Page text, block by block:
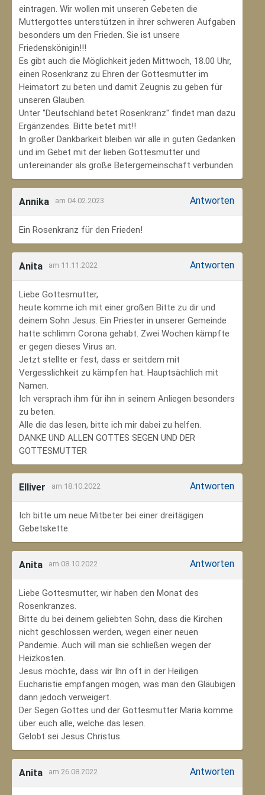
eintragen. Wir wollen mit unseren Gebeten die
Muttergottes unterstützen in ihrer schweren Aufgaben
besonders um den Frieden. Sie ist unsere
Friedenskönigin!!!
Es gibt auch die Möglichkeit jeden Mittwoch, 18.00 Uhr,
einen Rosenkranz zu Ehren der Gottesmutter im
Heimatort zu beten und damit Zeugnis zu geben für
unseren Glauben.
Unter "Deutschland betet Rosenkranz" findet man dazu
Ergänzendes. Bitte betet mit!!
In großer Dankbarkeit bleiben wir alle in guten Gedanken
und im Gebet mit der lieben Gottesmutter und
untereinander als große Betergemeinschaft verbunden.
Annika am 04.02.2023 Antworten
Ein Rosenkranz für den Frieden!
Anita am 11.11.2022 Antworten
Liebe Gottesmutter,
heute komme ich mit einer großen Bitte zu dir und
deinem Sohn Jesus. Ein Priester in unserer Gemeinde
hatte schlimm Corona gehabt. Zwei Wochen kämpfte
er gegen dieses Virus an.
Jetzt stellte er fest, dass er seitdem mit
Vergesslichkeit zu kämpfen hat. Hauptsächlich mit
Namen.
Ich versprach ihm für ihn in seinem Anliegen besonders
zu beten.
Alle die das lesen, bitte ich mir dabei zu helfen.
DANKE UND ALLEN GOTTES SEGEN UND DER
GOTTESMUTTER
Elliver am 18.10.2022 Antworten
Ich bitte um neue Mitbeter bei einer dreitägigen
Gebetskette.
Anita am 08.10.2022 Antworten
Liebe Gottesmutter, wir haben den Monat des
Rosenkranzes.
Bitte du bei deinem geliebten Sohn, dass die Kirchen
nicht geschlossen werden, wegen einer neuen
Pandemie. Auch will man sie schließen wegen der
Heizkosten.
Jesus möchte, dass wir Ihn oft in der Heiligen
Eucharistie empfangen mögen, was man den Gläubigen
dann jedoch verweigert.
Der Segen Gottes und der Gottesmutter Maria komme
über euch alle, welche das lesen.
Gelobt sei Jesus Christus.
Anita am 26.08.2022 Antworten